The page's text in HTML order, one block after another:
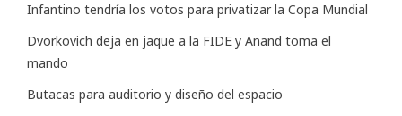
Infantino tendría los votos para privatizar la Copa Mundial
Dvorkovich deja en jaque a la FIDE y Anand toma el
mando
Butacas para auditorio y diseño del espacio